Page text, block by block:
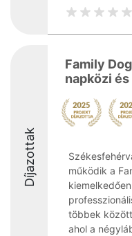
Díjazottak
Family
napközi
működik a
többek
ahol a